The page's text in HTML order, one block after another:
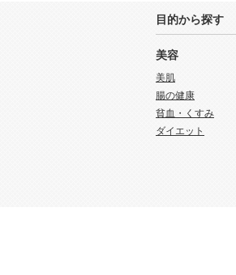
目的から探す
美容
美肌
腸の健康
貧血・くすみ
ダイエット